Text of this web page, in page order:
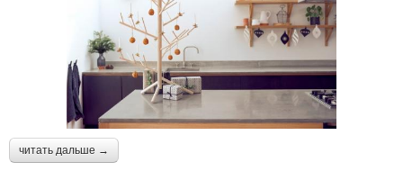
читать дальше →